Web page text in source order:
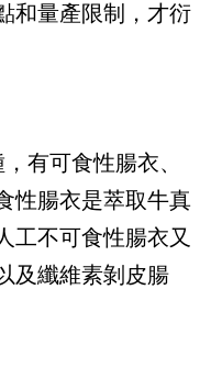
和量產限制，才衍
有可食性腸衣、
性腸衣是萃取牛真
工不可食性腸衣又
及纖維素剝皮腸